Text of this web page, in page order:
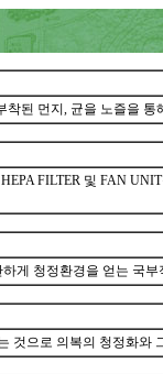
된 먼지, 균을 노즐을
FILTER 및 FAN
게 청정환경을 얻는 국
것으로 의복의 청정화와